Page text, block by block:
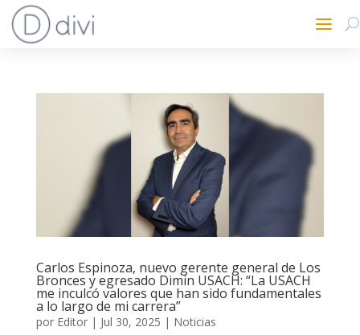
Carlos Espinoza, nuevo gerente general de Los
Bronces y egresado Dimin USACH: “La USACH
me inculcó valores que han sido fundamentales
a lo largo de mi carrera”
por Editor| Jul 30, 2025 | Noticias